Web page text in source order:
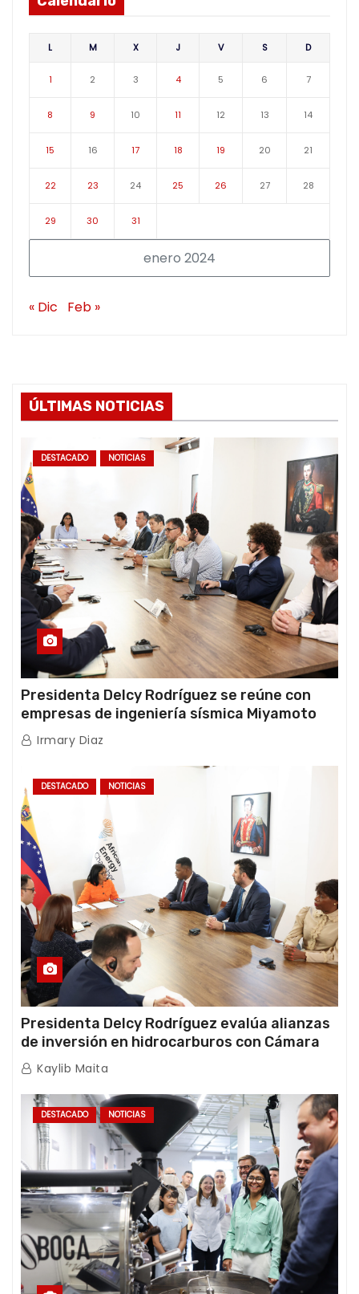
enero 2024
L M X J V S D
1 2 3 4 5 6 7
8 9 10 11 12 13 14
15 16 17 18 19 20 21
22 23 24 25 26 27 28
29 30 31
« Dic Feb »
ÚLTIMAS NOTICIAS
DESTACADO NOTICIAS
Presidenta Delcy Rodríguez se reúne con
empresas de ingeniería sísmica Miyamoto
International y TFI Solutions
Irmary Diaz
DESTACADO NOTICIAS
Presidenta Delcy Rodríguez evalúa alianzas
de inversión en hidrocarburos con Cámara
Africana de Energía
Kaylib Maita
DESTACADO NOTICIAS